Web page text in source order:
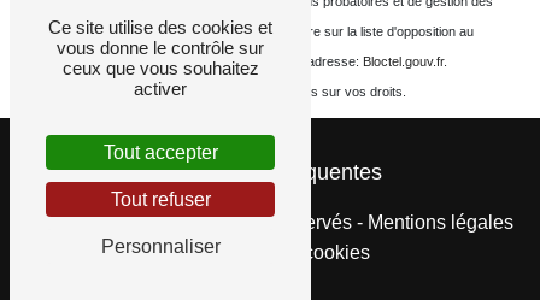
contentieux. Vous avez le droit de vous inscrire sur la liste d'opposition au
démarchage téléphonique, disponible à cette adresse: Bloctel.gouv.fr.
Consultez le site cnil.fr pour plus d’informations sur vos droits.
Recherches fréquentes
Vistalid- 2026 - Tous droits réservés - Mentions légales
-Gestion des cookies
Ce site utilise des cookies et
vous donne le contrôle sur
ceux que vous souhaitez
activer
Tout accepter
Tout refuser
Personnaliser